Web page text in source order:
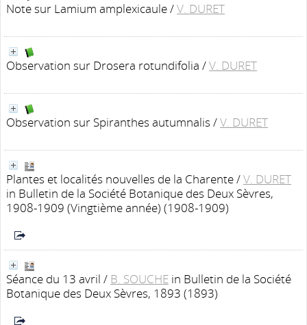
Note sur Lamium amplexicaule/V. DURET
Observation sur Drosera rotundifolia /V. DURET
Observation sur Spiranthes autumnalis /V. DURET
Plantes et localités nouvelles de la Charente/V. DURET
in Bulletin de la Société Botanique des Deux Sèvres,
1908-1909 (Vingtième année) (1908-1909)
Séance du 13 avril / B. SOUCHE in Bulletin de la Société
Botanique des Deux Sèvres, 1893 (1893)